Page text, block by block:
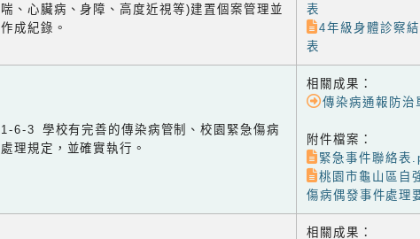
喘、心臟病、身障、高度近視等)建置個案管理並
作成紀錄。
表
4年級身體診察
表
1-6-3 學校有完善的傳染病管制、校園緊急傷病
處理規定，並確實執行。
相關成果：
傳染病通報防治
附件檔案：
緊急事件聯絡表
桃園市龜山區自
傷病偶發事件處理
相關成果：